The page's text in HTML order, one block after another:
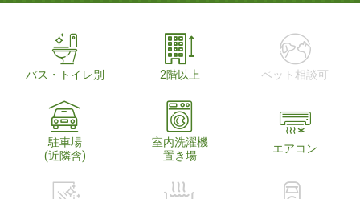
バス・トイレ別 2階以上 ペット相談可
駐車場
(近隣含)
室内洗濯機
置き場
エアコン